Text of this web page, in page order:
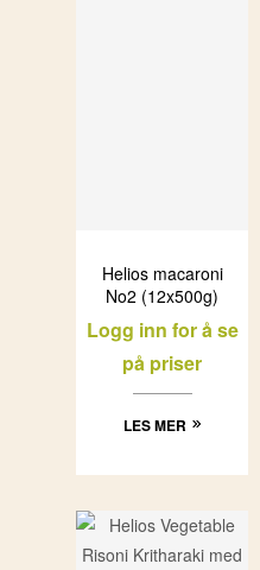
Helios macaroni
No2 (12x500g)
Logg inn for å se
på priser
LES MER